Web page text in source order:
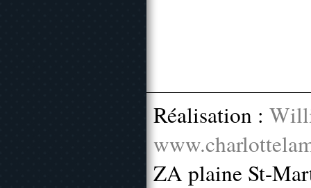
Réalisation :
ZA plaine St-